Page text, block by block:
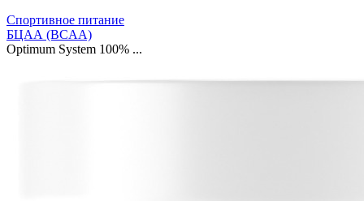
Спортивное питание
БЦАА (BCAA)
Optimum System 100% ...